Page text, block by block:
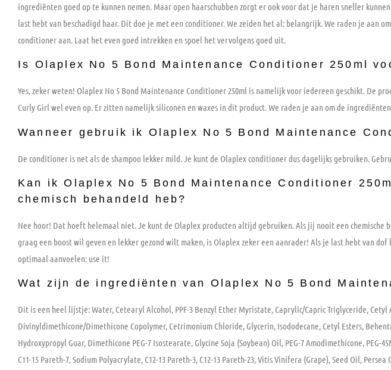
ingrediënten goed op te kunnen nemen. Maar open haarschubben zorgt er ook voor dat je haren sneller
last hebt van beschadigd haar. Dit doe je met een conditioner. We zeiden het al: belangrijk. We raden je aan
conditioner aan. Laat het even goed intrekken en spoel het vervolgens goed uit.
Is Olaplex No 5 Bond Maintenance Conditioner 250ml
Yes, zeker weten! Olaplex No 5 Bond Maintenance Conditioner 250ml is namelijk voor iedereen geschikt. De
Curly Girl wel even op. Er zitten namelijk siliconen en waxes in dit product.We raden je aan om de
Wanneer gebruik ik Olaplex No 5 Bond Maintenance
De conditioner is net als de shampoo lekker mild. Je kunt de Olaplex conditioner dus dagelijks gebruiken.
Kan ik Olaplex No 5 Bond Maintenance Conditioner
chemisch behandeld heb?
Nee hoor! Dat hoeft helemaal niet. Je kunt de Olaplex producten altijd gebruiken. Als jij nooit een
graag een boost wil geven en lekker gezond wilt maken, is Olaplex zeker een aanrader! Als je last hebt van
optimaal aanvoelen: use it!
Wat zijn de ingrediënten van Olaplex No 5 Bond
Dit is een heel lijstje: Water, Cetearyl Alcohol, PPF-3 Benzyl Ether Myristate, Caprylic/Capric Triglyceride,
Divinyldimethicone/Dimethicone Copolymer, Cetrimonium Chloride, Glycerin, Isododecane, Cetyl Esters,
Hydroxypropyl Guar, Dimethicone PEG-7 Isostearate, Glycine Soja (Soybean) Oil, PEG-7 Amodimethicone, PEG-
C11-15 Pareth-7, Sodium Polyacrylate, C12-13 Pareth-3, C12-13 Pareth-23, Vitis Vinifera (Grape), Seed Oil,